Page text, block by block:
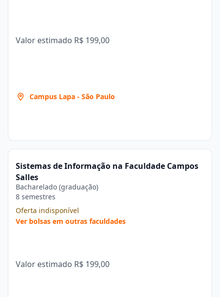
Valor estimado R$ 199,00
Campus Lapa - São Paulo
Sistemas de Informação na Faculdade Campos
Salles
Bacharelado (graduação)
8 semestres
Oferta indisponível
Ver bolsas em outras faculdades
Valor estimado R$ 199,00